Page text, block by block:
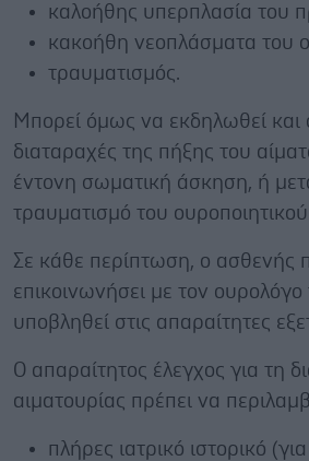
καλοήθης υπερπλασία του
κακοήθη νεοπλάσματα του
τραυματισμός.
Μπορεί όμως να εκδηλωθεί
διαταραχές της πήξης του
έντονη σωματική άσκηση, ή
τραυματισμό του
Σε κάθε περίπτωση, ο ασθενής
επικοινωνήσει με τον ουρολόγο
υποβληθεί στις απαραίτητες
Ο απαραίτητος έλεγχος για τη
αιματουρίας πρέπει να
πλήρες ιατρικό ιστορικό